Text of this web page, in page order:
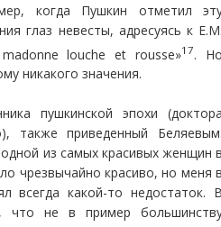
когда Пушкин отметил
глаз невесты, адресуясь к
madonne louche et rousse»17.
никакого значения.
пушкинской эпохи
также приведенный
из самых красивых женщин
чрезвычайно красиво, но меня
всегда какой-то недостаток.
что не в пример